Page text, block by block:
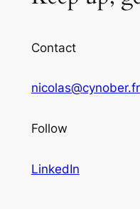
Contact
nicolas@cynober.fr
Follow
LinkedIn